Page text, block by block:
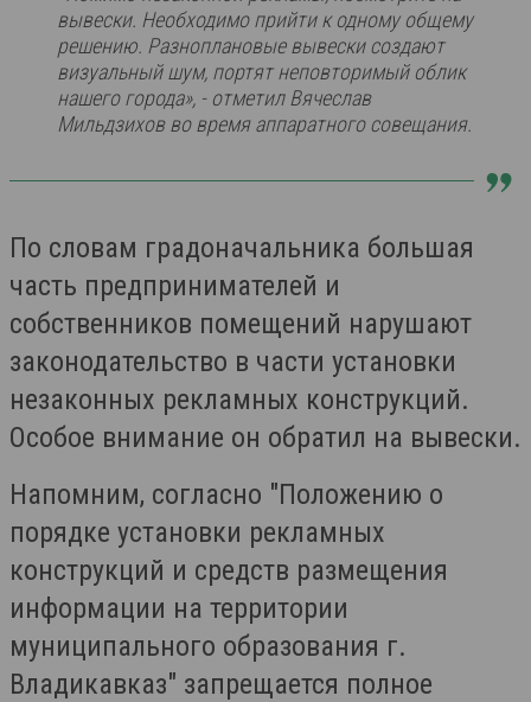
вывески. Необходимо прийти к одному общему
решению. Разноплановые вывески создают
визуальный шум, портят неповторимый облик
нашего города», - отметил Вячеслав
Мильдзихов во время аппаратного совещания.
По словам градоначальника большая
часть предпринимателей и
собственников помещений нарушают
законодательство в части установки
незаконных рекламных конструкций.
Особое внимание он обратил на вывески.
Напомним, согласно "Положению о
порядке установки рекламных
конструкций и средств размещения
информации на территории
муниципального образования г.
Владикавказ" запрещается полное